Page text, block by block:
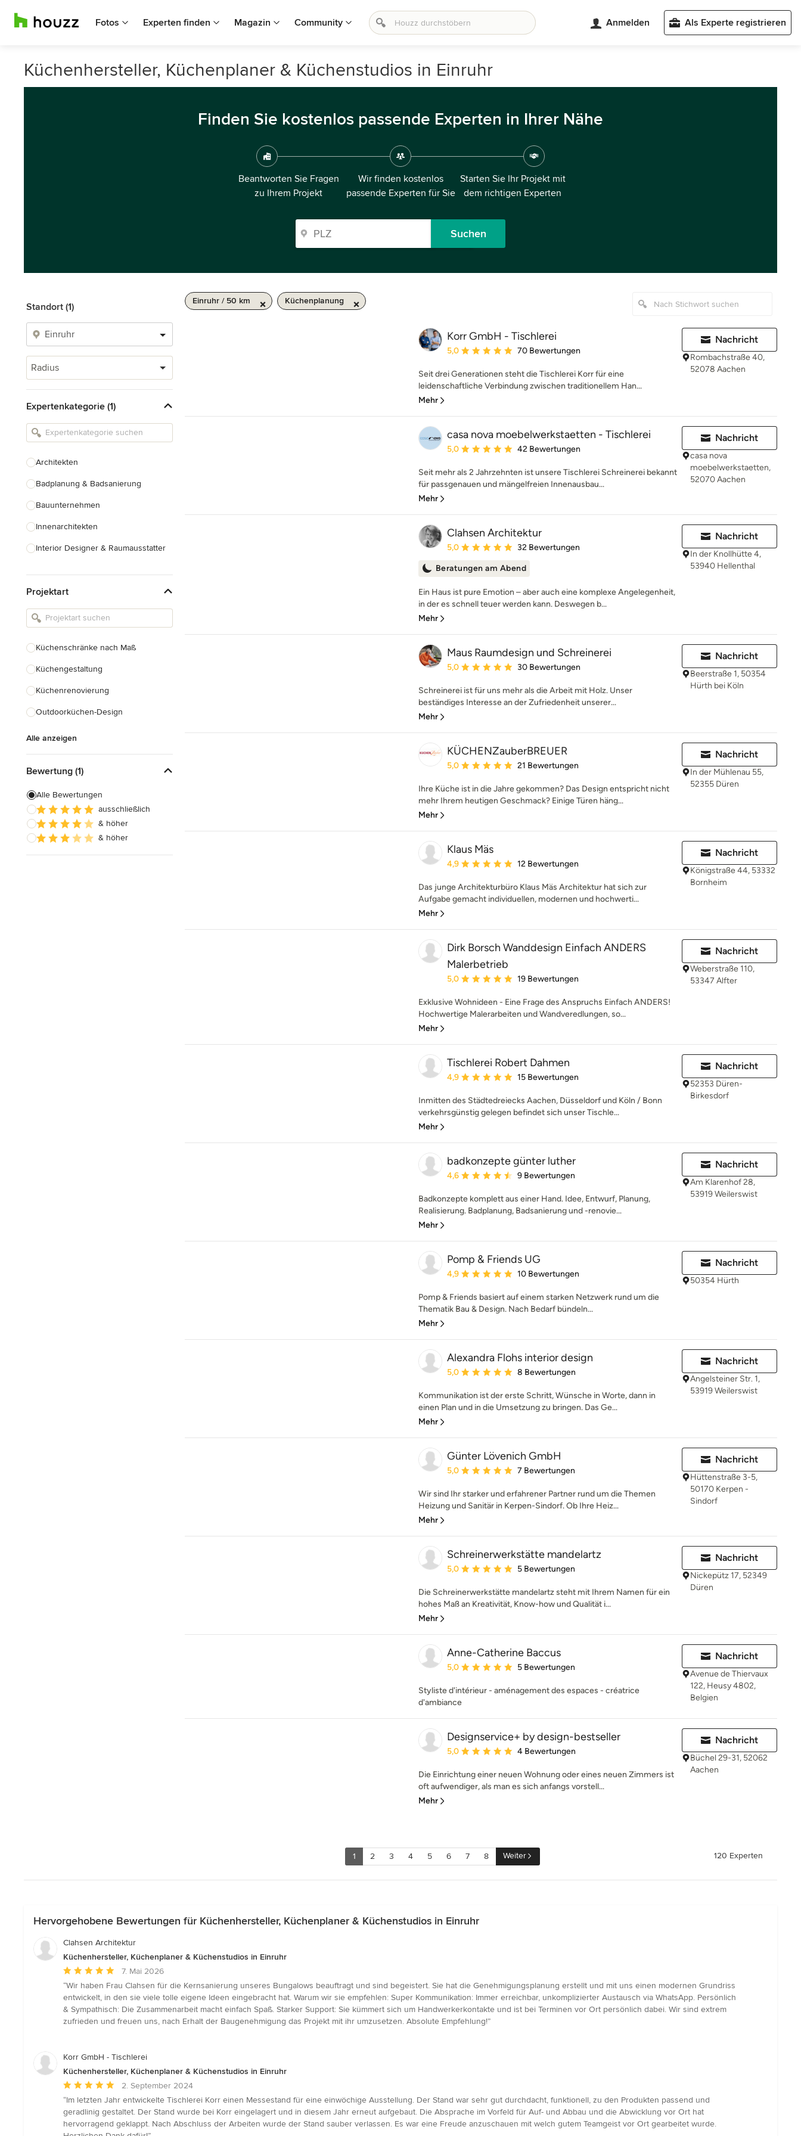
Fotos Experten finden Magazin Community Anmelden Als Experte registrieren
Küchenhersteller, Küchenplaner & Küchenstudios in Einruhr
Finden Sie kostenlos passende Experten in Ihrer Nähe
Beantworten Sie Fragen
zu Ihrem Projekt
Wir finden kostenlos
passende Experten für Sie
Starten Sie Ihr Projekt mit
dem richtigen Experten
Suchen
Standort (1)
Radius
Expertenkategorie (1)
Architekten
Badplanung & Badsanierung
Bauunternehmen
Innenarchitekten
Interior Designer & Raumausstatter
Landschaftsarchitekten
Armaturen & Sanitärbedarf
Projektart
Küchenschränke nach Maß
Küchengestaltung
Küchenrenovierung
Outdoorküchen-Design
Alle anzeigen
Bewertung (1)
Alle Bewertungen
ausschließlich
& höher
& höher
Einruhr / 50 km Küchenplanung
Korr GmbH - Tischlerei
Durchschnittliche Bewertung: 5 von 5 Sternen
5,0 70 Bewertungen
Seit drei Generationen steht die Tischlerei Korr für eine
leidenschaftliche Verbindung zwischen traditionellem Han...
Mehr
Nachricht
Rombachstraße 40,
52078 Aachen
casa nova moebelwerkstaetten - Tischlerei
Durchschnittliche Bewertung: 5 von 5 Sternen
5,0 42 Bewertungen
Seit mehr als 2 Jahrzehnten ist unsere Tischlerei Schreinerei bekannt
für passgenauen und mängelfreien Innenausbau...
Mehr
Nachricht
casa nova
moebelwerkstaetten,
52070 Aachen
Clahsen Architektur
Durchschnittliche Bewertung: 5 von 5 Sternen
5,0 32 Bewertungen
Beratungen am Abend
Ein Haus ist pure Emotion – aber auch eine komplexe Angelegenheit,
in der es schnell teuer werden kann. Deswegen b...
Mehr
Nachricht
In der Knollhütte 4,
53940 Hellenthal
Maus Raumdesign und Schreinerei
Durchschnittliche Bewertung: 5 von 5 Sternen
5,0 30 Bewertungen
Schreinerei ist für uns mehr als die Arbeit mit Holz. Unser
beständiges Interesse an der Zufriedenheit unserer...
Mehr
Nachricht
Beerstraße 1, 50354
Hürth bei Köln
KÜCHENZauberBREUER
Durchschnittliche Bewertung: 5 von 5 Sternen
5,0 21 Bewertungen
Ihre Küche ist in die Jahre gekommen? Das Design entspricht nicht
mehr Ihrem heutigen Geschmack? Einige Türen häng...
Mehr
Nachricht
In der Mühlenau 55,
52355 Düren
Klaus Mäs
Durchschnittliche Bewertung: 4.9 von 5 Sternen
4,9 12 Bewertungen
Das junge Architekturbüro Klaus Mäs Architektur hat sich zur
Aufgabe gemacht individuellen, modernen und hochwerti...
Mehr
Nachricht
Königstraße 44, 53332
Bornheim
Dirk Borsch Wanddesign Einfach ANDERS
Malerbetrieb
Durchschnittliche Bewertung: 5 von 5 Sternen
5,0 19 Bewertungen
Exklusive Wohnideen - Eine Frage des Anspruchs Einfach ANDERS!
Hochwertige Malerarbeiten und Wandveredlungen, so...
Mehr
Nachricht
Weberstraße 110,
53347 Alfter
Tischlerei Robert Dahmen
Durchschnittliche Bewertung: 4.9 von 5 Sternen
4,9 15 Bewertungen
Inmitten des Städtedreiecks Aachen, Düsseldorf und Köln / Bonn
verkehrsgünstig gelegen befindet sich unser Tischle...
Mehr
Nachricht
52353 Düren-
Birkesdorf
badkonzepte günter luther
Durchschnittliche Bewertung: 4.6 von 5 Sternen
4,6 9 Bewertungen
Badkonzepte komplett aus einer Hand. Idee, Entwurf, Planung,
Realisierung. Badplanung, Badsanierung und -renovie...
Mehr
Nachricht
Am Klarenhof 28,
53919 Weilerswist
Pomp & Friends UG
Durchschnittliche Bewertung: 4.9 von 5 Sternen
4,9 10 Bewertungen
Pomp & Friends basiert auf einem starken Netzwerk rund um die
Thematik Bau & Design. Nach Bedarf bündeln...
Mehr
Nachricht
50354 Hürth
Alexandra Flohs interior design
Durchschnittliche Bewertung: 5 von 5 Sternen
5,0 8 Bewertungen
Kommunikation ist der erste Schritt, Wünsche in Worte, dann in
einen Plan und in die Umsetzung zu bringen. Das Ge...
Mehr
Nachricht
Angelsteiner Str. 1,
53919 Weilerswist
Günter Lövenich GmbH
Durchschnittliche Bewertung: 5 von 5 Sternen
5,0 7 Bewertungen
Wir sind Ihr starker und erfahrener Partner rund um die Themen
Heizung und Sanitär in Kerpen-Sindorf. Ob Ihre Heiz...
Mehr
Nachricht
Hüttenstraße 3-5,
50170 Kerpen -
Sindorf
Schreinerwerkstätte mandelartz
Durchschnittliche Bewertung: 5 von 5 Sternen
5,0 5 Bewertungen
Die Schreinerwerkstätte mandelartz steht mit Ihrem Namen für ein
hohes Maß an Kreativität, Know-how und Qualität i...
Mehr
Nachricht
Nickepütz 17, 52349
Düren
Anne-Catherine Baccus
Durchschnittliche Bewertung: 5 von 5 Sternen
5,0 5 Bewertungen
Styliste d'intérieur - aménagement des espaces - créatrice
d'ambiance
Nachricht
Avenue de Thiervaux
122, Heusy 4802,
Belgien
Designservice+ by design-bestseller
Durchschnittliche Bewertung: 5 von 5 Sternen
5,0 4 Bewertungen
Die Einrichtung einer neuen Wohnung oder eines neuen Zimmers ist
oft aufwendiger, als man es sich anfangs vorstell...
Mehr
Nachricht
Büchel 29-31, 52062
Aachen
1 2 3 4 5 6 7 8 Weiter 120 Experten
Hervorgehobene Bewertungen für Küchenhersteller, Küchenplaner & Küchenstudios in Einruhr
Clahsen Architektur
Küchenhersteller, Küchenplaner & Küchenstudios in Einruhr
Durchschnittliche
Bewertung:
5
von
5
7. Mai 2026
“Wir haben Frau Clahsen für die Kernsanierung unseres Bungalows beauftragt und sind begeistert. Sie hat die Genehmigungsplanung erstellt und mit uns einen modernen Grundriss
entwickelt, in den sie viele tolle eigene Ideen eingebracht hat. Warum wir sie empfehlen: Super Kommunikation: Immer erreichbar, unkomplizierter Austausch via WhatsApp. Persönlich
& Sympathisch: Die Zusammenarbeit macht einfach Spaß. Starker Support: Sie kümmert sich um Handwerkerkontakte und ist bei Terminen vor Ort persönlich dabei. Wir sind extrem
zufrieden und freuen uns, nach Erhalt der Baugenehmigung das Projekt mit ihr umzusetzen. Absolute Empfehlung!”
Korr GmbH - Tischlerei
Küchenhersteller, Küchenplaner & Küchenstudios in Einruhr
Durchschnittliche
Bewertung:
5
von
5
2. September 2024
“Im letzten Jahr entwickelte Tischlerei Korr einen Messestand für eine einwöchige Ausstellung. Der Stand war sehr gut durchdacht, funktionell, zu den Produkten passend und
geradlinig gestaltet. Der Stand wurde bei Korr eingelagert und in diesem Jahr erneut aufgebaut. Die Absprache im Vorfeld für Auf- und Abbau und die Abwicklung vor Ort hat
hervorragend geklappt. Nach Abschluss der Arbeiten wurde der Stand sauber verlassen. Es war eine Freude anzuschauen mit welch gutem Teamgeist vor Ort gearbeitet wurde.